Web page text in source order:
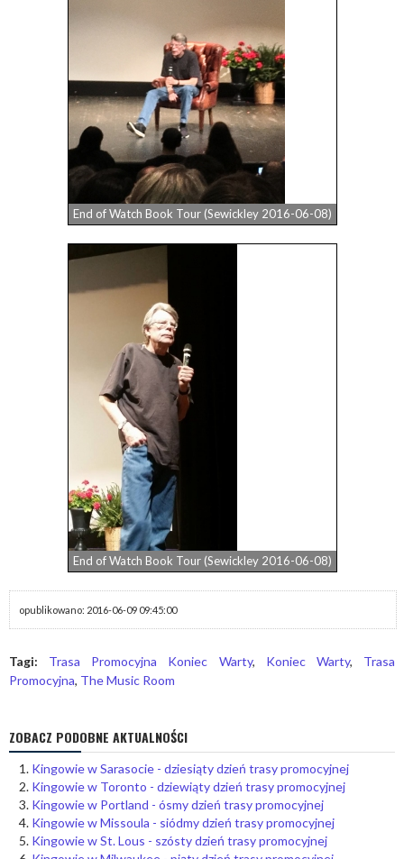
End of Watch Book Tour (Sewickley 2016-06-08)
End of Watch Book Tour (Sewickley 2016-06-08)
opublikowano: 2016-06-09 09:45:00
Tagi: Trasa Promocyjna Koniec Warty, Koniec Warty, Trasa
Promocyjna, The Music Room
ZOBACZ PODOBNE AKTUALNOŚCI
Kingowie w Sarasocie - dziesiąty dzień trasy promocyjnej
Kingowie w Toronto - dziewiąty dzień trasy promocyjnej
Kingowie w Portland - ósmy dzień trasy promocyjnej
Kingowie w Missoula - siódmy dzień trasy promocyjnej
Kingowie w St. Lous - szósty dzień trasy promocyjnej